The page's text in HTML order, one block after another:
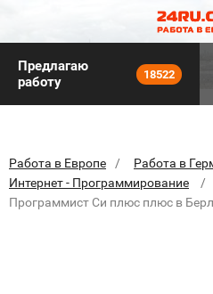
Предлагаю
работу
18522
Работа в Европе
Работа в
Интернет - Программирование
Программист Си плюс плюс в